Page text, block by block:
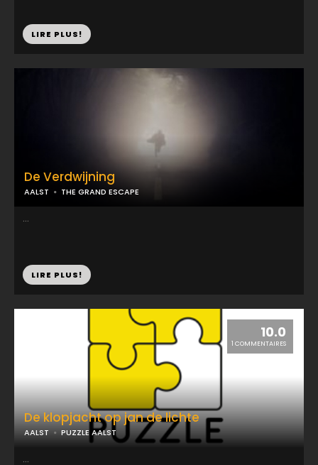
De Verdwijning
AALST THE GRAND ESCAPE
...
LIRE PLUS!
LIRE PLUS!
10.0
1 COMMENTAIRES
De klopjacht op jan de lichte
AALST PUZZLE AALST
...